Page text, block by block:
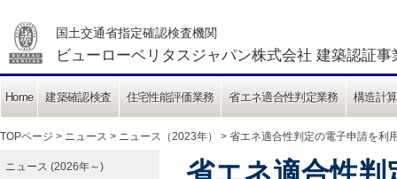
国土交通省指定確認検査機関
ビューローベリタスジャパン株式会社 建築認証事
Home 建築確認検査 住宅性能評価業務 省エネ適合性判定業務 構造計
TOPページ > ニュース > ニュース（2023年） > 省エネ適合性判定の電子申請を利
ニュース (2026年～)